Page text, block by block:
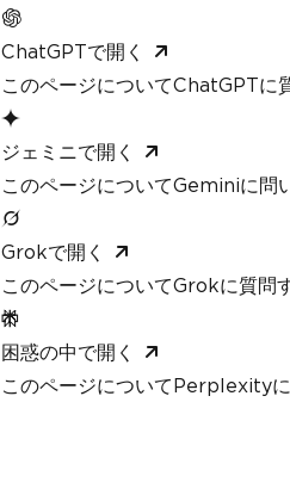
ChatGPTで開く
このページについてChatGPTに
ジェミニで開く
このページについてGeminiに問
Grokで開く
このページについてGrokに質問
困惑の中で開く
このページについてPerplexity